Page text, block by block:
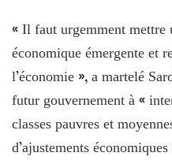
« Il faut urgemment mettre
économique émergente et
l’économie », a martelé
futur gouvernement à «
classes pauvres et
d’ajustements